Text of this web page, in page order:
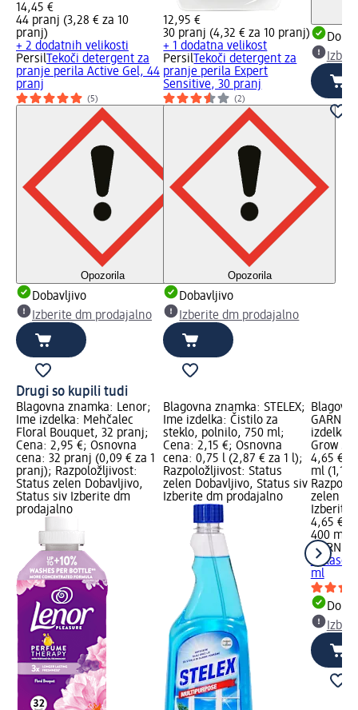
14,45 €
44 pranj (3,28 € za 10
pranj)
+ 2 dodatnih velikosti
Persil Tekoči detergent za
pranje perila Active Gel, 44
pranj
(5)
Opozorila
Dobavljivo
Izberite dm prodajalno
12,95 €
30 pranj (4,32 € za 10 pranj)
+ 1 dodatna velikost
Persil Tekoči detergent za
pranje perila Expert
Sensitive, 30 pranj
(2)
Opozorila
Dobavljivo
Izberite dm prodajalno
Drugi so kupili tudi
Blagovna znamka: Lenor;
Ime izdelka: Mehčalec
Floral Bouquet, 32 pranj;
Cena: 2,95 €; Osnovna
cena: 32 pranj (0,09 € za 1
pranj); Razpoložljivost:
Status zelen Dobavljivo,
Status siv Izberite dm
prodajalno
Blagovna znamka: STELEX;
Ime izdelka: Čistilo za
steklo, polnilo, 750 ml;
Cena: 2,15 €; Osnovna
cena: 0,75 l (2,87 € za 1 l);
Razpoložljivost: Status
zelen Dobavljivo, Status siv
Izberite dm prodajalno
izdelka:
Grow
4,65 €;
ml (1,16
zelen
Izberite
4,65 €
400 ml
za lase
ml